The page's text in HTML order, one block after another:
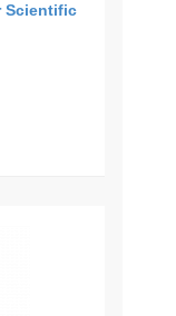
Scientific